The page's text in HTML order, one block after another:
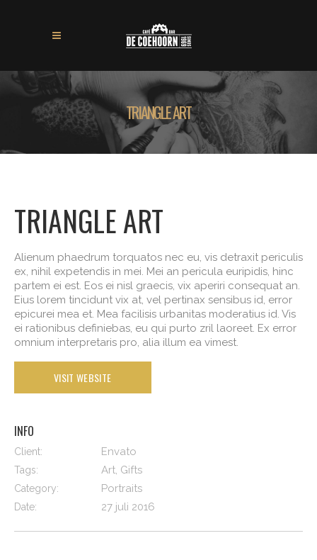
TRIANGLE ART
TRIANGLE ART
Alienum phaedrum torquatos nec eu, vis detraxit periculis
ex, nihil expetendis in mei. Mei an pericula euripidis, hinc
partem ei est. Eos ei nisl graecis, vix aperiri consequat an.
Eius lorem tincidunt vix at, vel pertinax sensibus id, error
epicurei mea et. Mea facilisis urbanitas moderatius id. Vis
ei rationibus definiebas, eu qui purto zril laoreet. Ex error
omnium interpretaris pro, alia illum ea vimest.
VISIT WEBSITE
INFO
Client: Envato
Tags: Art, Gifts
Category: Portraits
Date: 27 juli 2016